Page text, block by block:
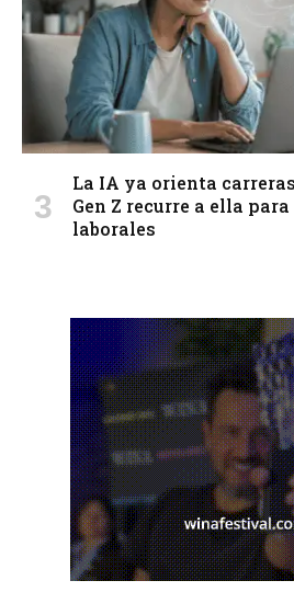
La IA ya orienta
Gen Z recurre a ella
laborales